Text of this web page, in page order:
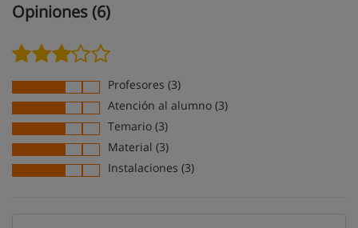
Opiniones (6)
Profesores (3)
Atención al alumno (3)
Temario (3)
Material (3)
Instalaciones (3)